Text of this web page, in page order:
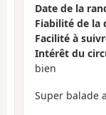
Date de la
Fiabilité de la
Facilité à
Intérêt du
bien
Super balade